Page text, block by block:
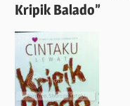
Kripik Balado”